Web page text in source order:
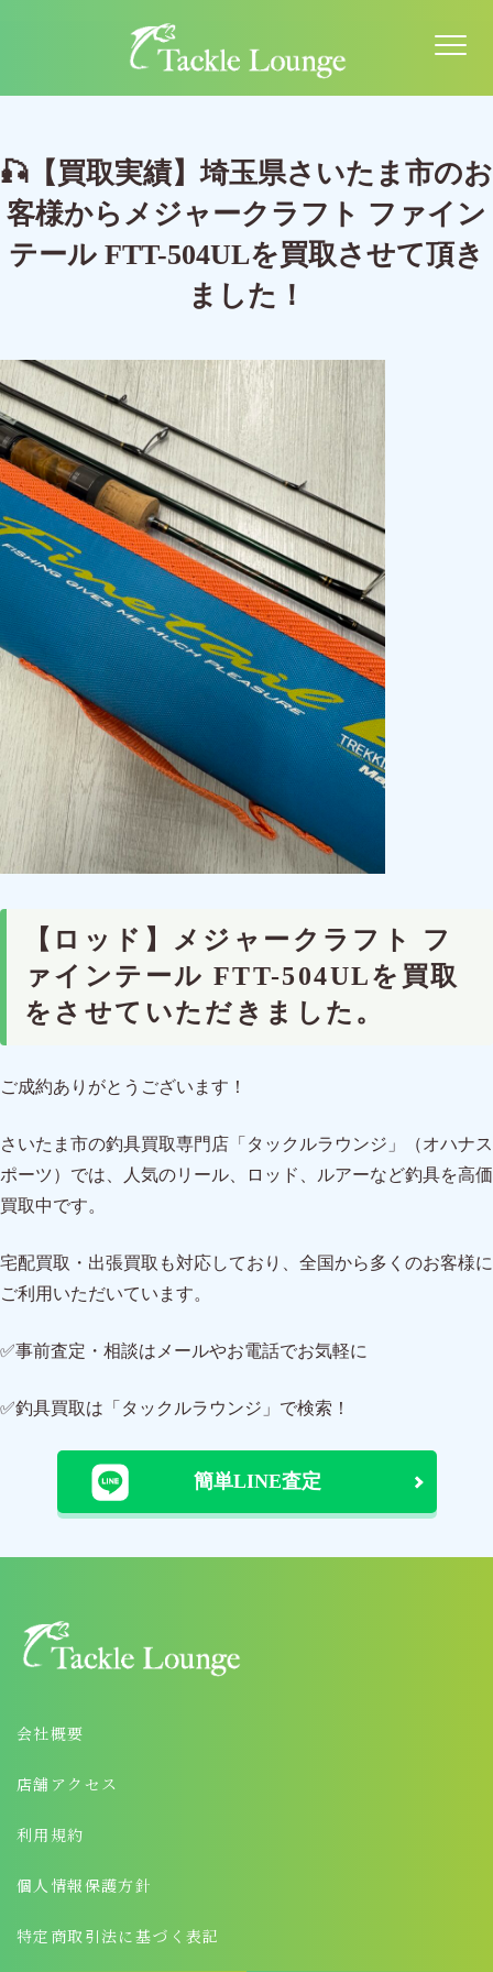
🎣【買取実績】埼玉県さいたま市のお
客様からメジャークラフト ファイン
テール FTT-504ULを買取させて頂き
ました！
【ロッド】メジャークラフト フ
ァインテール FTT-504ULを買取
をさせていただきました。
ご成約ありがとうございます！
さいたま市の釣具買取専門店「タックルラウンジ」（オハナス
ポーツ）では、人気のリール、ロッド、ルアーなど釣具を高価
買取中です。
宅配買取・出張買取も対応しており、全国から多くのお客様に
ご利用いただいています。
✅事前査定・相談はメールやお電話でお気軽に
✅釣具買取は「タックルラウンジ」で検索！
簡単LINE査定
会社概要
店舗アクセス
利用規約
個人情報保護方針
特定商取引法に基づく表記